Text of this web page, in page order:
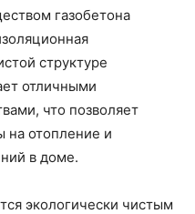
газобетона
структуре
отличными
что позволяет
на отопление и
в доме.
экологически чистым